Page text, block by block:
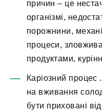
причин – це
організмі,
порожнини,
процеси,
продуктами,
Каріозний процес
на вживання
бути приховані